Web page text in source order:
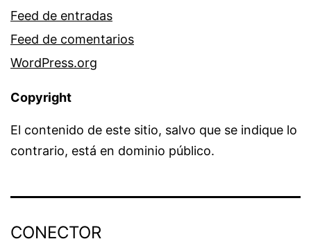
Feed de entradas
Feed de comentarios
WordPress.org
Copyright
El contenido de este sitio, salvo que se indique lo
contrario, está en dominio público.
CONECTOR